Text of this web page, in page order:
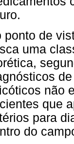
ponto de
uma
não
que
para
do